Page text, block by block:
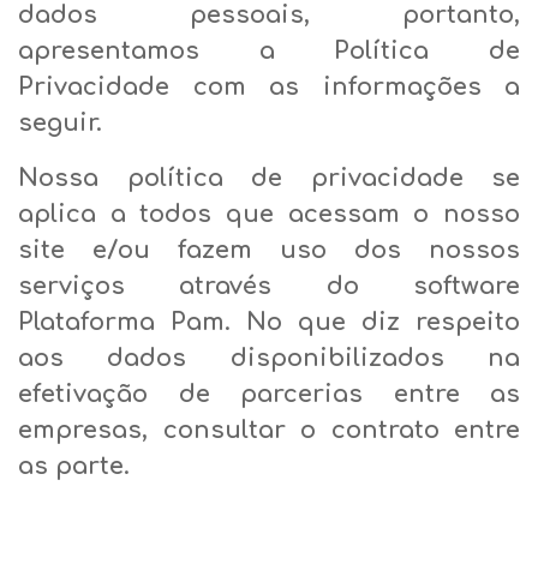
dados pessoais, portanto,
apresentamos a Política de
Privacidade com as informações a
seguir.
Nossa política de privacidade se
aplica a todos que acessam o nosso
site e/ou fazem uso dos nossos
serviços através do software
Plataforma Pam. No que diz respeito
aos dados disponibilizados na
efetivação de parcerias entre as
empresas, consultar o contrato entre
as parte.